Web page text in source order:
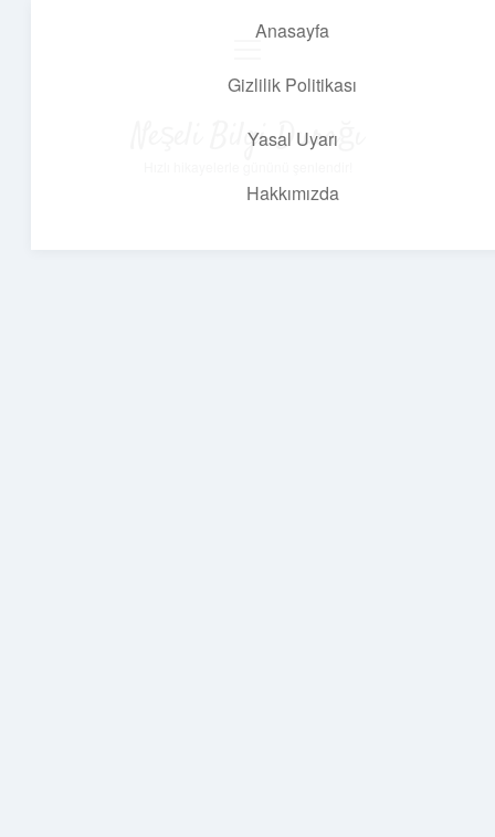
Anasayfa
Gizlilik Politikası
Yasal Uyarı
Hakkımızda
Neşeli Bilgi Durağı